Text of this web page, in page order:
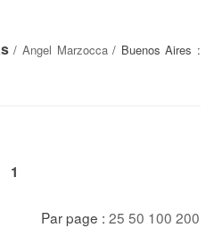
/Angel Marzocca/ Buenos Aires :
1
Par page : 25 50 100 200